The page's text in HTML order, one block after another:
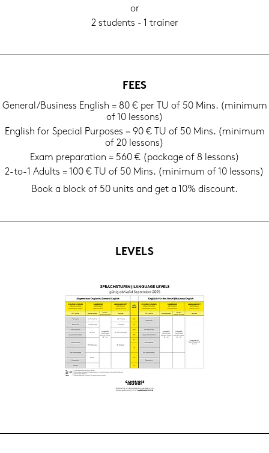
or
2 stu­dents - 1 trai­ner
FEES
Ge­ne­ral/Busi­ness Eng­lish = 80 € per TU of 50 Mins. (mi­ni­mum
of 10 les­sons)
Eng­lish for Spe­cial Pur­po­ses = 90 € TU of 50 Mins. (mi­ni­mum
of 20 les­sons)
Exam pre­pa­ra­ti­on = 560 € (packa­ge of 8 les­sons)
2-to-1 Adults = 100 € TU of 50 Mins. (mi­ni­mum of 10 les­sons)
Book a block of 50 units and get a 10% dis­count.
LE­VELS